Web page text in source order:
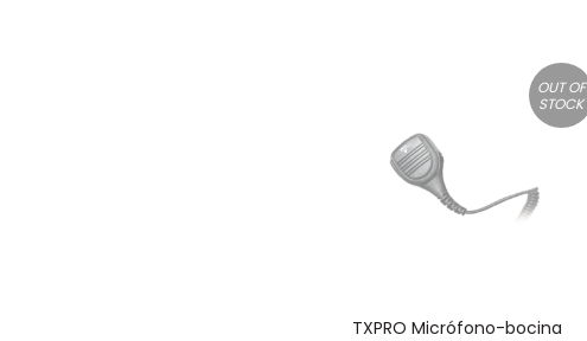
OUT OF
STOCK
TXPRO Micrófono-bocina